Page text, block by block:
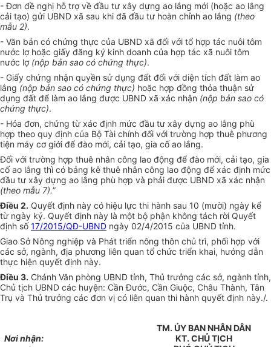
- Đơn đề nghị hỗ trợ về đầu tư xây dựng ao lắng mới (hoặc ao lắng
cải tạo) gửi UBND xã sau khi đã đầu tư hoàn chỉnh ao lắng (theo
mẫu 2).
- Văn bản có chứng thực của UBND xã đối với tổ hợp tác nuôi tôm
nước lợ hoặc giấy đăng ký kinh doanh của hợp tác xã nuôi tôm
nước lợ (nộp bản sao có chứng thực).
- Giấy chứng nhận quyền sử dụng đất đối với diện tích đất làm ao
lắng (nộp bản sao có chứng thực) hoặc hợp đồng thỏa thuận sử
dụng đất để làm ao lắng được UBND xã xác nhận (nộp bản sao có
chứng thực).
- Hóa đơn, chứng từ xác định mức đầu tư xây dựng ao lắng phù
hợp theo quy định của Bộ Tài chính đối với trường hợp thuê phương
tiện máy cơ giới để đào mới, cải tạo, gia cố ao lắng.
Đối với trường hợp thuê nhân công lao động để đào mới, cải tạo, gia
cố ao lắng thì có bảng kê thuê nhân công lao động để xác định mức
đầu tư xây dựng ao lắng phù hợp và phải được UBND xã xác nhận
(theo mẫu 7).”
Điều 2. Quyết định này có hiệu lực thi hành sau 10 (mười) ngày kể
từ ngày ký. Quyết định này là một bộ phận không tách rời Quyết
định số17/2015/QĐ-UBND ngày 02/4/2015 của UBND tỉnh.
Giao Sở Nông nghiệp và Phát triển nông thôn chủ trì, phối hợp với
các sở, ngành, địa phương liên quan tổ chức triển khai, hướng dẫn
thực hiện quyết định này.
Điều 3. Chánh Văn phòng UBND tỉnh, Thủ trưởng các sở, ngành tỉnh,
Chủ tịch UBND các huyện: Cần Đước, Cần Giuộc, Châu Thành, Tân
Trụ và Thủ trưởng các đơn vị có liên quan thi hành quyết định này./.
Nơi nhận:
TM. ỦY BAN NHÂN DÂN
KT. CHỦ TỊCH